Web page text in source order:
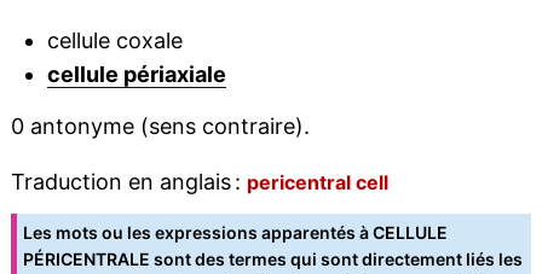
cellule coxale
cellule périaxiale
0 antonyme (sens contraire).
Traduction en anglais : pericentral cell
Les mots ou les expressions apparentés à CELLULE
PÉRICENTRALE sont des termes qui sont directement liés les